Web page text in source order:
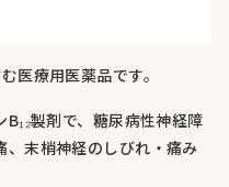
医療用医薬品です。
製剤で、糖尿病性神経障
末梢神経のしびれ・痛み